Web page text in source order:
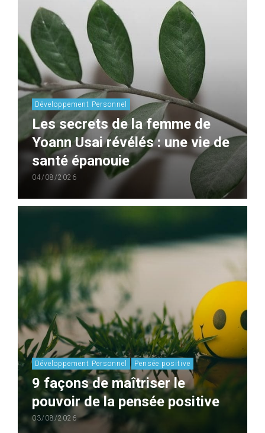
Développement Personnel
Les secrets de la femme de
Yoann Usai révélés : une vie de
santé épanouie
04/08/2026
Développement Personnel Pensée positive
9 façons de maîtriser le
pouvoir de la pensée positive
03/08/2026